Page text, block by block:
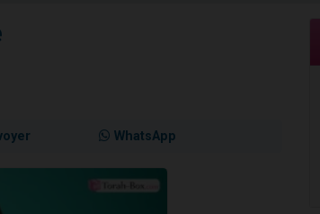
Torah-Box Music
une bénédiction
WhatsApp